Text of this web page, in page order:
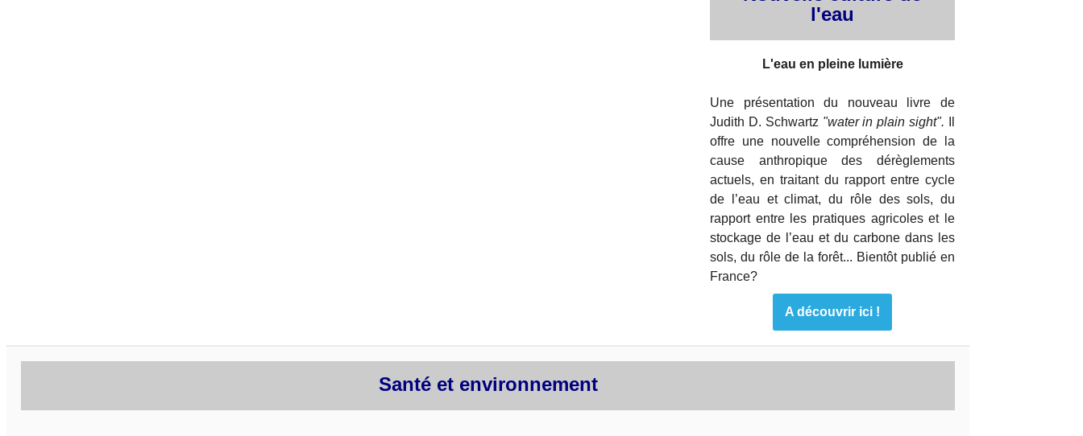
l'eau
L'eau en pleine lumière
Une présentation du nouveau livre de
Judith D. Schwartz "water in plain sight".
offre une nouvelle compréhension de la
cause anthropique des dérèglements
actuels, en traitant du rapport entre cycle
de l’eau et climat, du rôle des sols, du
rapport entre les pratiques agricoles et le
stockage de l’eau et du carbone dans les
sols, du rôle de la forêt... Bientôt publié en
France?
A découvrir ici !
Santé et environnement